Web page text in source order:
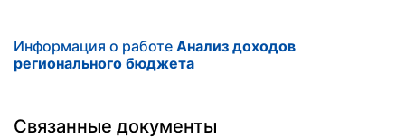
Информация о работе Анализ доходов
регионального бюджета
Связанные документы